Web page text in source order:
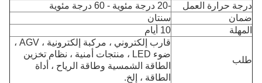
درجة حرارة العمل
-20 درجة مئوية - 60 درجة مئوية
ضمان
سنتان
المهلة
10 أيام
طلب
قارب إلكتروني ، مركبة إلكترونية ، AGV ،
ضوء LED ، منتجات أمنية ، نظام تخزين
الطاقة الشمسية وطاقة الرياح ، أداة
الطاقة ، إلخ.